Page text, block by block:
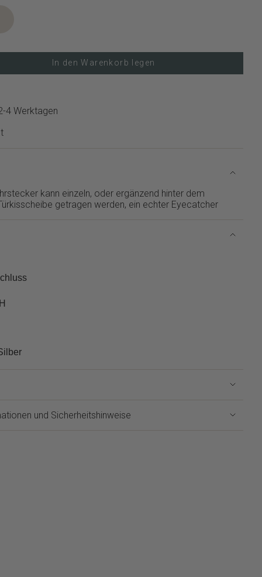
In den Warenkorb legen
4 Werktagen
kann einzeln, oder ergänzend hinter dem
getragen werden, ein echter Eyecatcher
und Sicherheitshinweise